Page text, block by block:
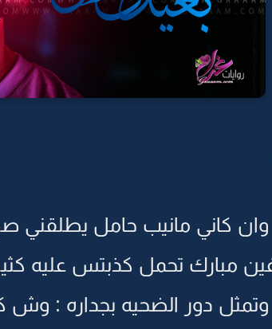
وان كاني مانيب حامل يطلقني
مبارك تحمل كذبتس عليه
دور الضحيه بجداره : وش